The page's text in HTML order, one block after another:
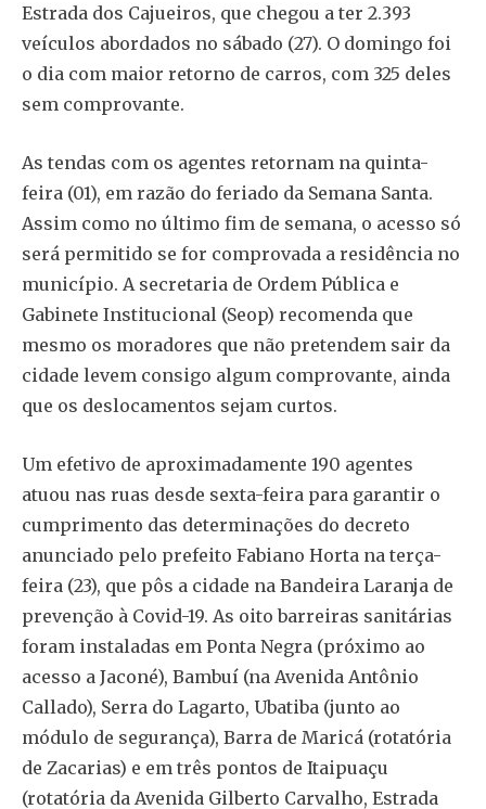
Estrada dos Cajueiros, que chegou a ter 2.393
veículos abordados no sábado (27). O domingo foi
o dia com maior retorno de carros, com 325 deles
sem comprovante.
As tendas com os agentes retornam na quinta-
feira (01), em razão do feriado da Semana Santa.
Assim como no último fim de semana, o acesso só
será permitido se for comprovada a residência no
município. A secretaria de Ordem Pública e
Gabinete Institucional (Seop) recomenda que
mesmo os moradores que não pretendem sair da
cidade levem consigo algum comprovante, ainda
que os deslocamentos sejam curtos.
Um efetivo de aproximadamente 190 agentes
atuou nas ruas desde sexta-feira para garantir o
cumprimento das determinações do decreto
anunciado pelo prefeito Fabiano Horta na terça-
feira (23), que pôs a cidade na Bandeira Laranja de
prevenção à Covid-19. As oito barreiras sanitárias
foram instaladas em Ponta Negra (próximo ao
acesso a Jaconé), Bambuí (na Avenida Antônio
Callado), Serra do Lagarto, Ubatiba (junto ao
módulo de segurança), Barra de Maricá (rotatória
de Zacarias) e em três pontos de Itaipuaçu
(rotatória da Avenida Gilberto Carvalho, Estrada